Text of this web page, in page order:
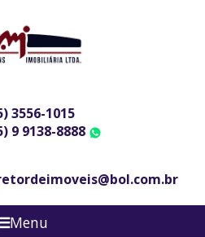
3556-1015
9 9138-8888
Menu